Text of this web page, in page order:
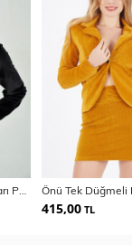
Yakası Ve Kol Ribanaları Pullu Mont | Mnt31708
415,00 TL